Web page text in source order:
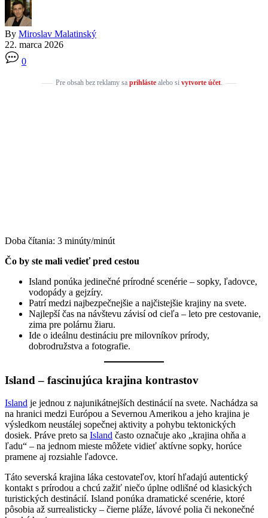
By Miroslav Malatinský
22. marca 2026
0
Pre obsah bez reklamy sa prihlástealebo si vytvorte účet.
Doba čítania: 3 minúty/minút
Čo by ste mali vedieť pred cestou
Island ponúka jedinečné prírodné scenérie – sopky, ľadovce,
vodopády a gejzíry.
Patrí medzi najbezpečnejšie a najčistejšie krajiny na svete.
Najlepší čas na návštevu závisí od cieľa – leto pre cestovanie,
zima pre polárnu žiaru.
Ide o ideálnu destináciu pre milovníkov prírody,
dobrodružstva a fotografie.
Island – fascinujúca krajina kontrastov
Island je jednou z najunikátnejších destinácií na svete. Nachádza sa
na hranici medzi Európou a Severnou Amerikou a jeho krajina je
výsledkom neustálej sopečnej aktivity a pohybu tektonických
dosiek. Práve preto sa Island často označuje ako „krajina ohňa a
ľadu“ – na jednom mieste môžete vidieť aktívne sopky, horúce
pramene aj rozsiahle ľadovce.
Táto severská krajina láka cestovateľov, ktorí hľadajú autentický
kontakt s prírodou a chcú zažiť niečo úplne odlišné od klasických
turistických destinácií. Island ponúka dramatické scenérie, ktoré
pôsobia až surrealisticky – čierne pláže, lávové polia či nekonečné